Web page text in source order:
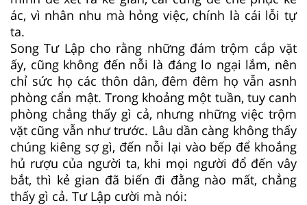
ác, vì nhân nhu mà hỏng việc, chính là cái lỗi tự
ta.
Song Tư Lập cho rằng những đám trộm cắp vặt
ấy, cũng không đến nỗi là đáng lo ngại lắm, nên
chỉ sức họ các thôn dân, đêm đêm họ vẫn asnh
phòng cẩn mật. Trong khoảng một tuần, tuy canh
phòng chẳng thấy gì cả, nhưng những việc trộm
vặt cũng vẫn như trước. Lâu dần càng không thấy
chúng kiêng sợ gì, đến nỗi lại vào bếp để khoắng
hủ rượu của người ta, khi mọi người đổ đến vây
bắt, thì kẻ gian đã biến đi đằng nào mất, chẳng
thấy gì cả. Tư Lập cười mà nói: